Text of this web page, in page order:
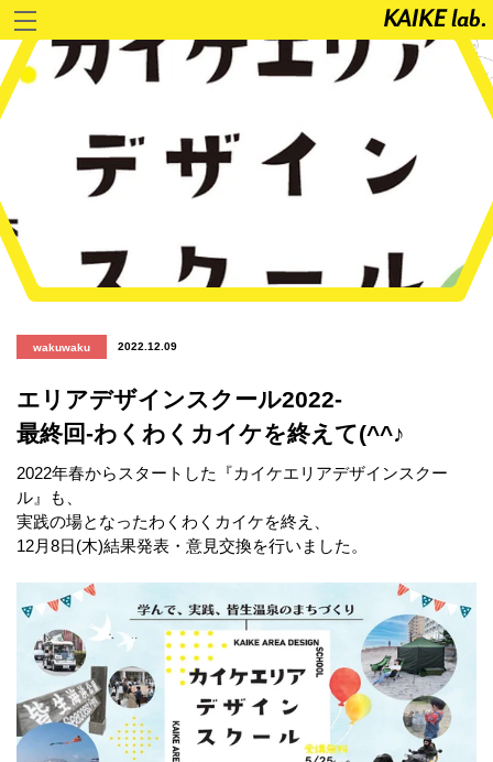
wakuwaku 2022.12.09
エリアデザインスクール2022-
最終回-わくわくカイケを終えて(^^♪
2022年春からスタートした『カイケエリアデザインスクー
ル』も、
実践の場となったわくわくカイケを終え、
12月8日(木)結果発表・意見交換を行いました。